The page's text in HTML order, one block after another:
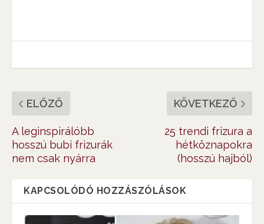
ELŐZŐ
A leginspirálóbb
hosszú bubi frizurák
nem csak nyárra
KÖVETKEZŐ
25 trendi frizura a
hétköznapokra
(hosszú hajból)
KAPCSOLÓDÓ HOZZÁSZÓLÁSOK